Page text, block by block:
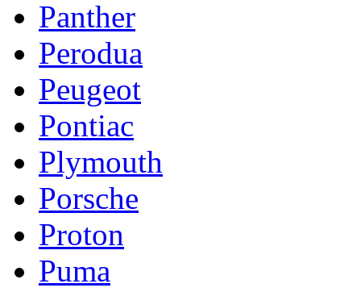
Panther
Perodua
Peugeot
Pontiac
Plymouth
Porsche
Proton
Puma